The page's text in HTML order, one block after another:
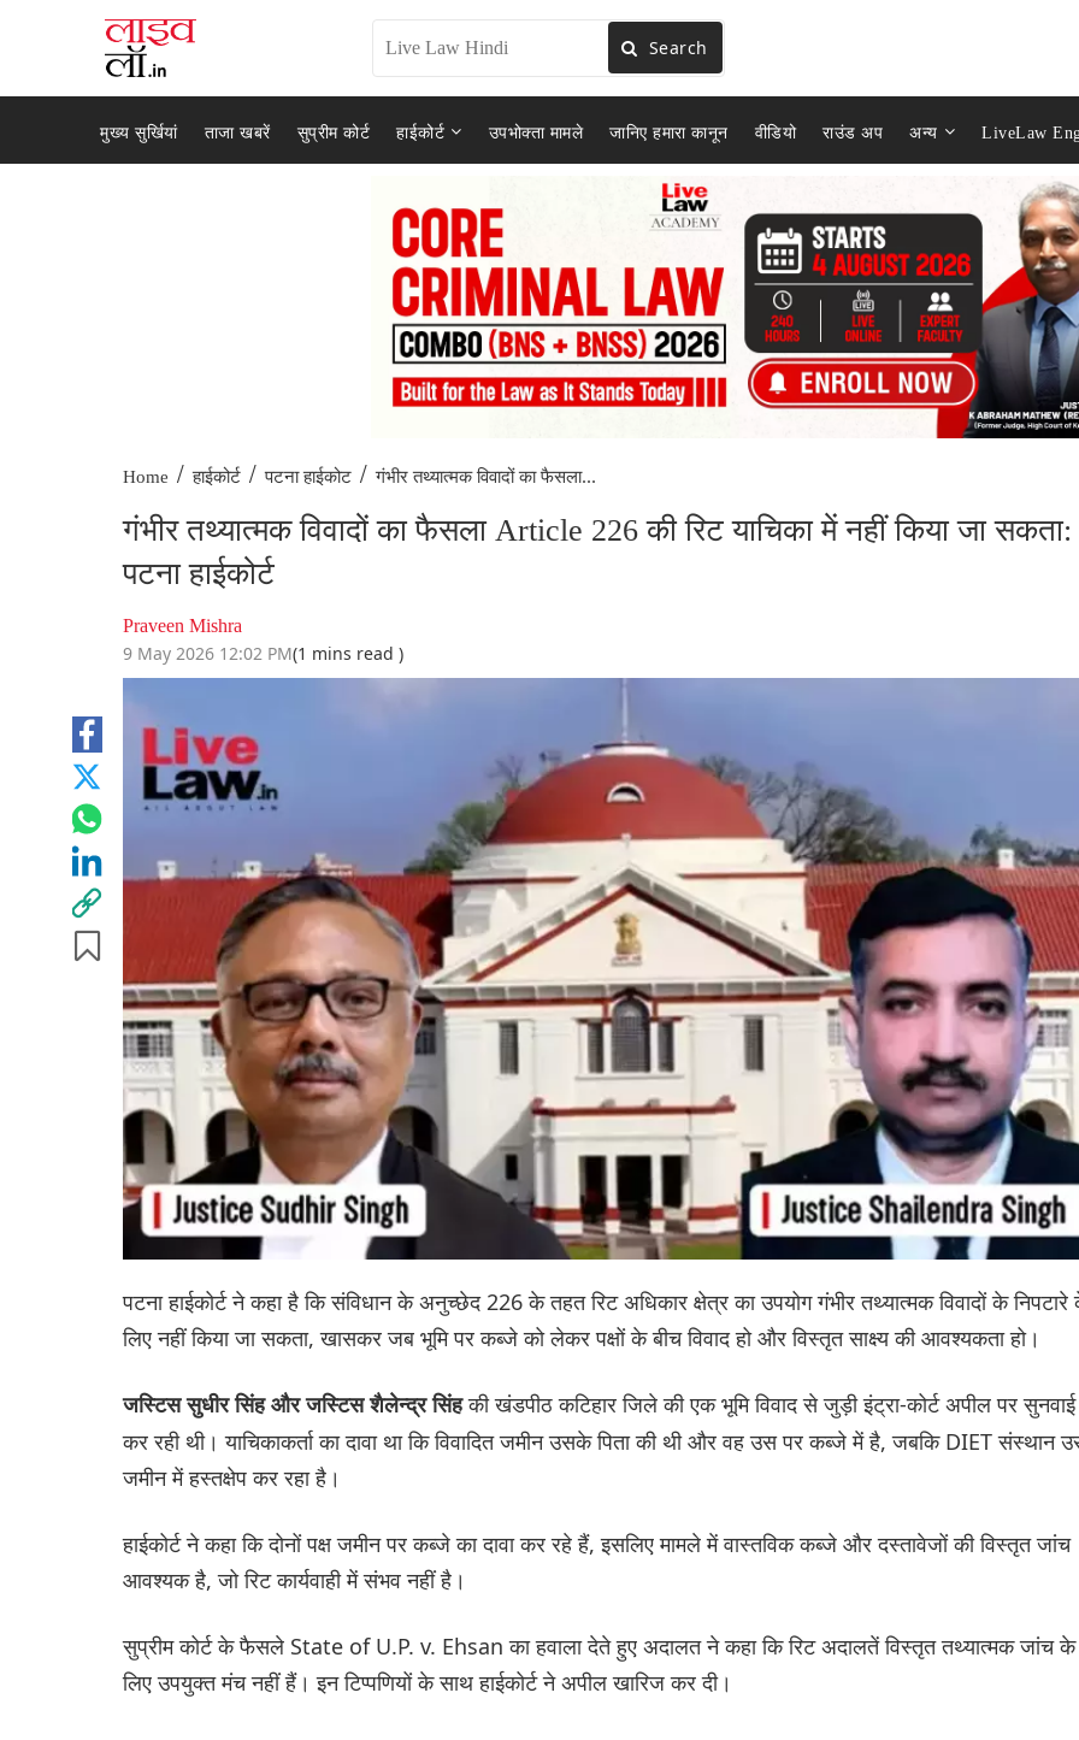
Search
मुख्य सुर्खियां ताजा खबरें सुप्रीम कोर्ट हाईकोर्ट उपभोक्ता मामले जानिए हमारा कानून वीडियो राउंड अप अन्य LiveLaw
Home / हाईकोर्ट / पटना हाईकोट / गंभीर तथ्यात्मक विवादों का फैसला...
गंभीर तथ्यात्मक विवादों का फैसला Article 226 की रिट याचिका में नहीं किया जा सकता:
पटना हाईकोर्ट
Praveen Mishra
9 May 2026 12:02 PM(1 mins read )
पटना हाईकोर्ट ने कहा है कि संविधान के अनुच्छेद 226 के तहत रिट अधिकार क्षेत्र का उपयोग गंभीर तथ्यात्मक विवादों के
लिए नहीं किया जा सकता, खासकर जब भूमि पर कब्जे को लेकर पक्षों के बीच विवाद हो और विस्तृत साक्ष्य की आवश्यकता हो।
जस्टिस सुधीर सिंह और जस्टिस शैलेन्द्र सिंहकी खंडपीठ कटिहार जिले की एक भूमि विवाद से जुड़ी इंट्रा-कोर्ट अपील पर सुनवाई
कर रही थी। याचिकाकर्ता का दावा था कि विवादित जमीन उसके पिता की थी और वह उस पर कब्जे में है, जबकि DIET संस्थान
जमीन में हस्तक्षेप कर रहा है।
हाईकोर्ट ने कहा कि दोनों पक्ष जमीन पर कब्जे का दावा कर रहे हैं, इसलिए मामले में वास्तविक कब्जे और दस्तावेजों की विस्तृत जांच
आवश्यक है, जो रिट कार्यवाही में संभव नहीं है।
सुप्रीम कोर्ट के फैसले State of U.P. v. Ehsan का हवाला देते हुए अदालत ने कहा कि रिट अदालतें विस्तृत तथ्यात्मक जांच के
लिए उपयुक्त मंच नहीं हैं। इन टिप्पणियों के साथ हाईकोर्ट ने अपील खारिज कर दी।